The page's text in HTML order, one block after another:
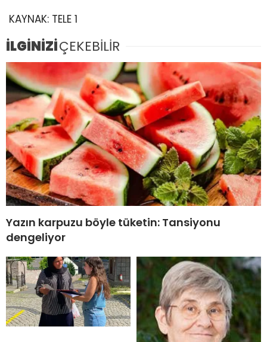
KAYNAK: TELE 1
İLGİNİZİÇEKEBİLİR
Yazın karpuzu böyle tüketin: Tansiyonu
dengeliyor